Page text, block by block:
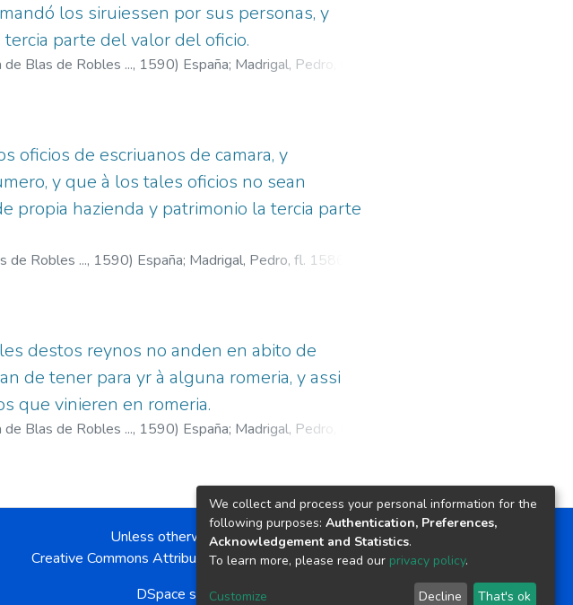
los siruiessen por sus personas, y
parte del valor del oficio.
Blas de Robles ..., 1590) España; Madrigal, Pedro, fl.
oficios de escriuanos de camara, y
y que à los tales oficios no sean
propia hazienda y patrimonio la tercia parte
de Robles ..., 1590) España; Madrigal, Pedro, fl. 1586-
destos reynos no anden en abito de
de tener para yr à alguna romeria, y assi
que vinieren en romeria.
Blas de Robles ..., 1590) España; Madrigal, Pedro, fl.
Unless otherwise noted, the item license is described as:
Creative Commons Attribution-NonCommercial-NoDerivs 4.0 License
DSpace softwarecopyright © 2002-2026 LYRASIS
We collect and process your personal information for the
following purposes: Authentication, Preferences,
Acknowledgement and Statistics.
To learn more, please read our privacy policy.
Customize Decline That's ok